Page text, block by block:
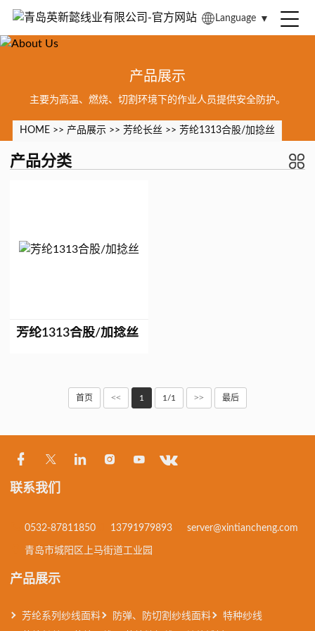
Language ▼
产品展示
主要为高温、燃烧、切割环境下的作业人员提供安全防护。
HOME>> 产品展示>> 芳纶长丝 >> 芳纶1313合股/加捻丝
芳纶1313合股/加捻丝
首页 << 1 1/1 >> 最后
产品分类
联系我们
0532-87811850 13791979893 server@xintiancheng.com
青岛市城阳区上马街道工业园
产品展示
芳纶系列纱线面料 防弹、防切割纱线面料
特种纱线